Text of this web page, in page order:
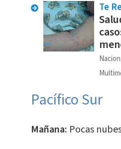
Te
Pacífico Sur
Mañana: Pocas